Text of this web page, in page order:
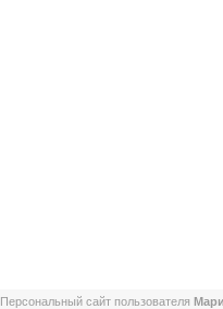
Персональный сайт пользователя